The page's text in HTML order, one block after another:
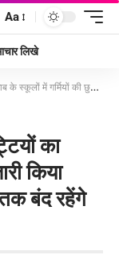
Aa
लिखे
गर्मियों की छुट्टियों का आधिकारिक ऐलान, सरकार ने जारी किया नोटिफिकेशन; जानें कब से कब तक बंद रहेंगे स्कूल**
का
किया
बंद रहेंगे